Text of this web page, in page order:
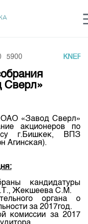
Рус
5900 KNEF3
Сверл»
ОАО «Завод Сверл»
акционеров по
г.Бишкек, ВПЗ
Агинская).
кандидатуры
Жекшеева С.М.
органа о
за 2017год.
комиссии за 2017